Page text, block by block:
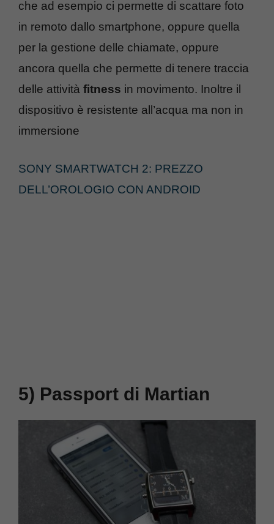
che ad esempio ci permette di scattare foto
in remoto dallo smartphone, oppure quella
per la gestione delle chiamate, oppure
ancora quella che permette di tenere traccia
delle attività fitness in movimento. Inoltre il
dispositivo è resistente all’acqua ma non in
immersione
SONY SMARTWATCH 2: PREZZO
DELL’OROLOGIO CON ANDROID
5) Passport di Martian